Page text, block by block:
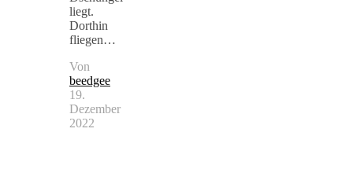
liegt.
Dorthin
fliegen…
Von
beedgee
19.
Dezember
2022